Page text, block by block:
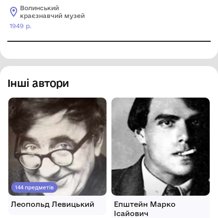
пісні"Волинський
краєзнавчий музей
1949 р.
Інші автори
144 предметів
Леопольд Левицький
Епштейн Марко
Ісайович